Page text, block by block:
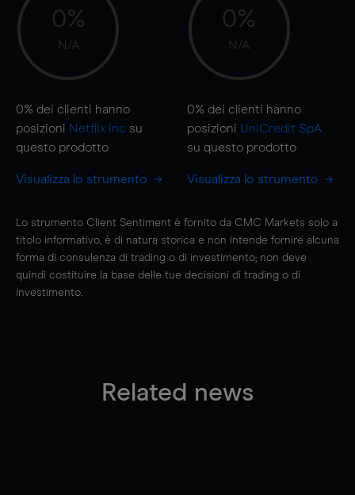
0%
N/A
0% dei clienti hanno
posizioni Netflix Inc su
questo prodotto
Visualizza lo strumento
0%
N/A
0% dei clienti hanno
posizioni UniCredit SpA
su questo prodotto
Visualizza lo strumento
Lo strumento Client Sentiment è fornito da CMC Markets solo a
titolo informativo, è di natura storica e non intende fornire alcuna
forma di consulenza di trading o di investimento; non deve
quindi costituire la base delle tue decisioni di trading o di
investimento.
Related news